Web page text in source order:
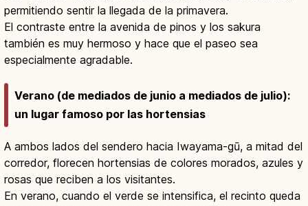
permitiendo sentir la llegada de la primavera.
El contraste entre la avenida de pinos y los sakura
también es muy hermoso y hace que el paseo sea
especialmente agradable.
Verano (de mediados de junio a mediados de julio):
un lugar famoso por las hortensias
A ambos lados del sendero hacia Iwayama-gū, a mitad del
corredor, florecen hortensias de colores morados, azules y
rosas que reciben a los visitantes.
En verano, cuando el verde se intensifica, el recinto queda